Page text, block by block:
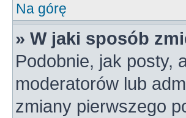
Na górę
» W jaki sposób
Podobnie, jak posty,
moderatorów lub
zmiany pierwszego